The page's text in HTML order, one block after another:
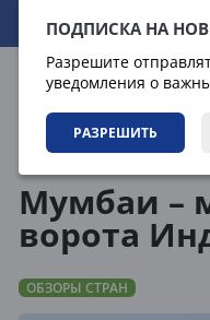
ПОДПИСКА НА
Разрешите
уведомления о
РАЗРЕШИТЬ
07.08.2026 10:22:56
Мумбаи –
ворота
ОБЗОРЫ СТРАН